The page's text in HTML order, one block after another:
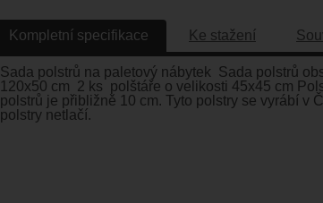
Kompletní specifikace Ke stažení
Sada polstrů na paletový nábytek Sada polstrů
120x50 cm 2 ks polštáře o velikosti 45x45 cm
polstrů je přibližně 10 cm. Tyto polstry se vyrábí v
polstry netlačí.